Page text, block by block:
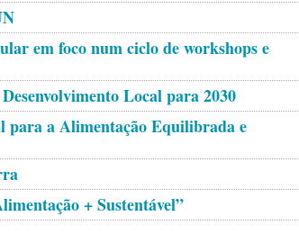
em foco num ciclo de workshops e
Local para 2030
para a Alimentação Equilibrada e
+ Sustentável”